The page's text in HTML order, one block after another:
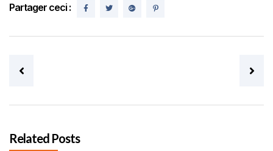
Partager ceci :
Post navigation
Related Posts